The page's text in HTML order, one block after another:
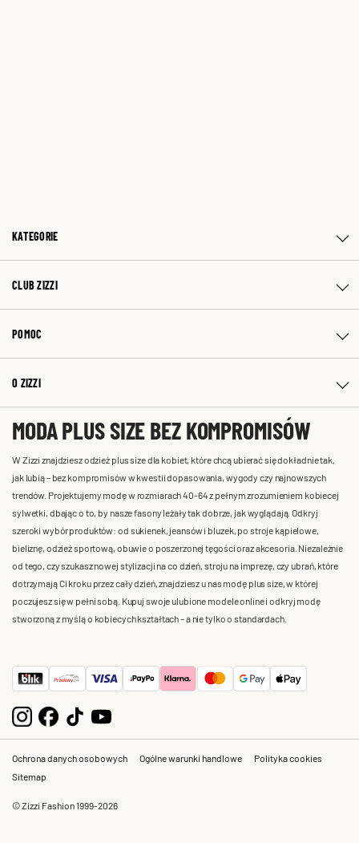
KATEGORIE
CLUB ZIZZI
POMOC
O ZIZZI
MODA PLUS SIZE BEZ KOMPROMISÓW
W Zizzi znajdziesz odzież plus size dla kobiet, które chcą ubierać się dokładnie tak,
jak lubią – bez kompromisów w kwestii dopasowania, wygody czy najnowszych
trendów. Projektujemy modę w rozmiarach 40-64 z pełnym zrozumieniem kobiecej
sylwetki, dbając o to, by nasze fasony leżały tak dobrze, jak wyglądają. Odkryj
szeroki wybór produktów: od sukienek, jeansów i bluzek, po stroje kąpielowe,
bieliznę, odzież sportową, obuwie o poszerzonej tęgości oraz akcesoria. Niezależnie
od tego, czy szukasz nowej stylizacji na co dzień, stroju na imprezę, czy ubrań, które
dotrzymają Ci kroku przez cały dzień, znajdziesz u nas modę plus size, w której
poczujesz się w pełni sobą. Kupuj swoje ulubione modele online i odkryj modę
stworzoną z myślą o kobiecych kształtach – a nie tylko o standardach.
Ochrona danych osobowych Ogólne warunki handlowe
Polityka cookies
Sitemap
© Zizzi Fashion 1999-2026